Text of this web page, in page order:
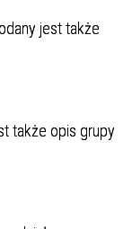
jest także
także opis grupy